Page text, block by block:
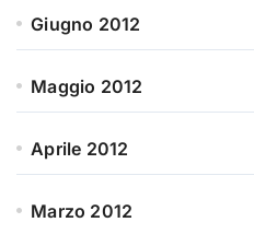
Giugno 2012
Maggio 2012
Aprile 2012
Marzo 2012